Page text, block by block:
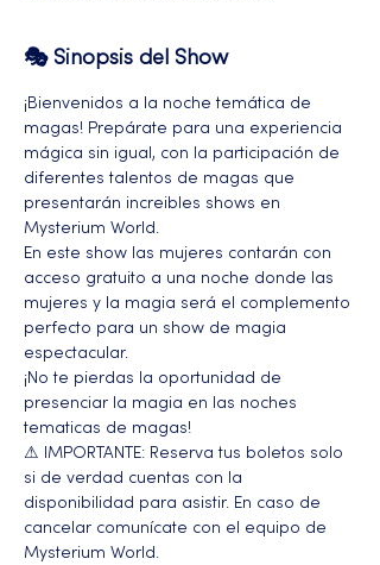
🎭 Sinopsis del Show
¡Bienvenidos a la noche temática de
magas! Prepárate para una experiencia
mágica sin igual, con la participación de
diferentes talentos de magas que
presentarán increibles shows en
Mysterium World.
En este show las mujeres contarán con
acceso gratuito a una noche donde las
mujeres y la magia será el complemento
perfecto para un show de magia
espectacular.
¡No te pierdas la oportunidad de
presenciar la magia en las noches
tematicas de magas!
⚠ IMPORTANTE: Reserva tus boletos solo
si de verdad cuentas con la
disponibilidad para asistir. En caso de
cancelar comunícate con el equipo de
Mysterium World.